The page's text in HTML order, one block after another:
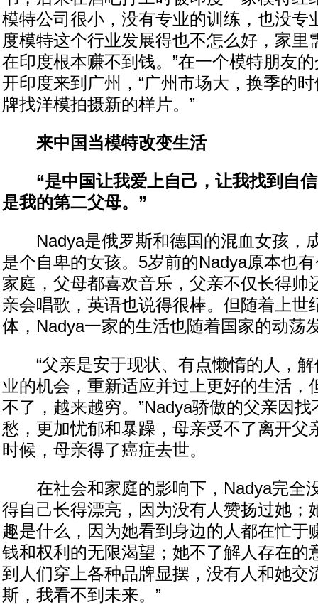
模特公司很小，没有专业的训练，也没专
度模特这个行业发展得也不怎么好，家里
在印度根本赚不到钱。”在一个模特朋友
开印度来到广州，“广州市场大，换季的
牌找洋模拍摄新的样片。”
来中国当模特改变生活
“是中国让我爱上自己，让我找到自信
是我的第二父母。”
Nadya是俄罗斯和德国的混血女孩，
是个自卑的女孩。5岁前的Nadya原本也
家庭，父母都喜欢音乐，父亲不仅长得帅
亲会唱歌，英语也说得很棒。但随着上世
体，Nadya一家的生活也随着国家的动荡
“父亲是安于现状、有点懒惰的人，解
业的机会，重新适应并过上更好的生活，
不了，越来越穷。”Nadya骄傲的父亲因
愁，更加忧郁和暴躁，母亲受不了离开父
时候，母亲得了癌症去世。
在社会和家庭的影响下，Nadya完全
得自己长得漂亮，因为没有人赞扬过她；
趣是什么，因为她看到身边的人都在忙于
钱和权利的无限渴望；她不了解人存在的
到人们穿上各种品牌显摆，没有人和她交
斯，我看不到未来。”